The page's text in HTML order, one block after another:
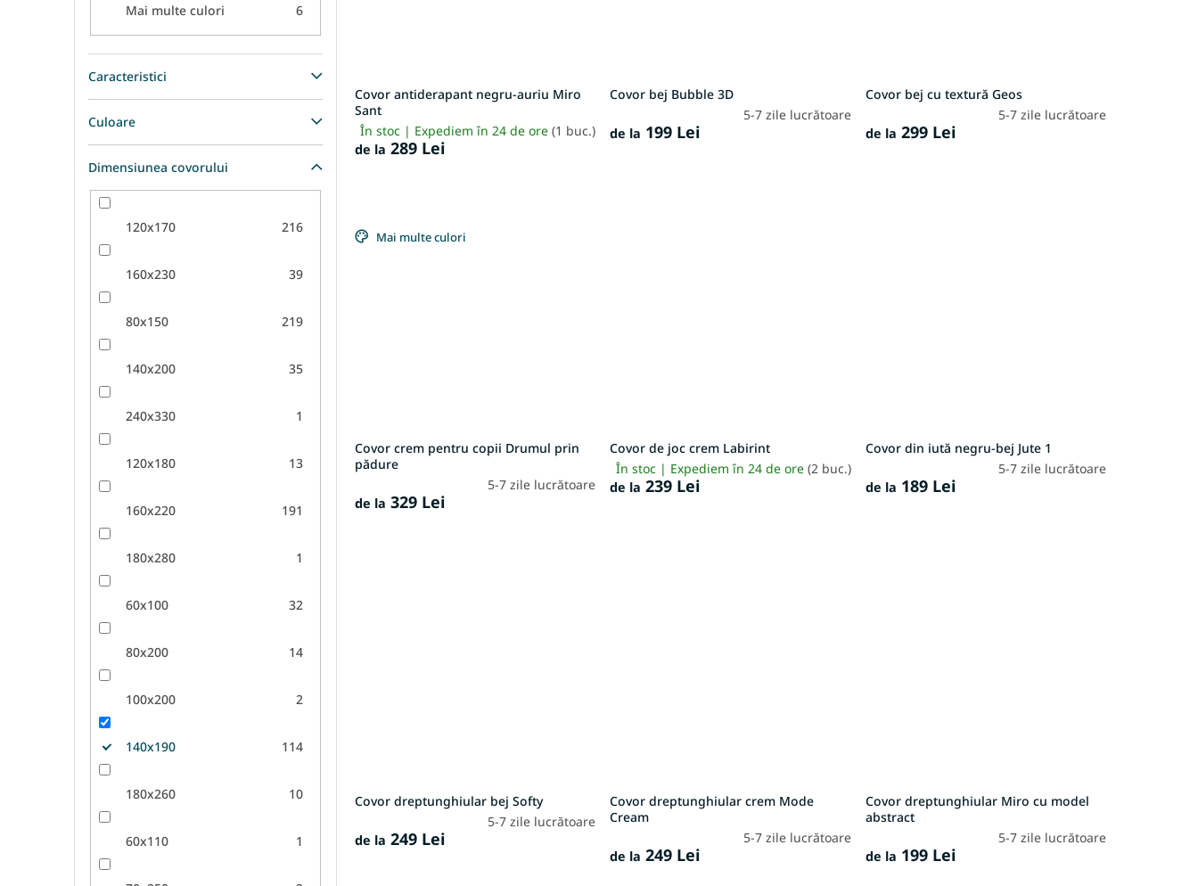
Mai multe culori 6
Caracteristici
Culoare
Dimensiunea covorului
120x170 216
160x230 39
80x150 219
140x200 35
240x330 1
120x180 13
160x220 191
180x280 1
60x100 32
80x200 14
100x200 2
140x190 114
180x260 10
60x110 1
Covor antiderapant negru-auriu Miro
Sant
În stoc | Expediem în 24 de ore(1 buc.)
de la 289 Lei
Covor bej Bubble 3D
5-7 zile lucrătoare
de la 199 Lei
Covor bej cu textură Geos
5-7 zile lucrătoare
de la 299 Lei
Mai multe culori
Covor crem pentru copii Drumul prin
pădure
5-7 zile lucrătoare
de la 329 Lei
Covor de joc crem Labirint
În stoc | Expediem în 24 de ore (2 buc.)
de la 239 Lei
Covor din iută negru-bej Jute 1
5-7 zile lucrătoare
de la 189 Lei
Covor dreptunghiular bej Softy
5-7 zile lucrătoare
de la 249 Lei
Covor dreptunghiular crem Mode
Cream
5-7 zile lucrătoare
de la 249 Lei
Covor dreptunghiular Miro cu model
abstract
5-7 zile lucrătoare
de la 199 Lei